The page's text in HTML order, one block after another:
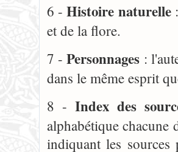
6 -Histoire naturelle:
et de la flore.
7 -Personnages :
dans le même esprit
8 - Index des
alphabétique chacune
indiquant les